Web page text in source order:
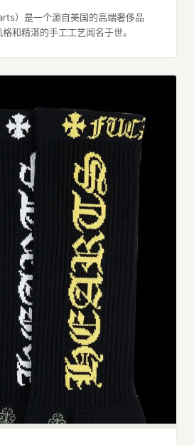
）是一个源自美国的高端奢侈品
和精湛的手工工艺闻名于世。